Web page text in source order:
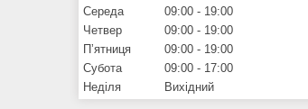
Середа
09:00
19:00
Четвер
09:00
19:00
Пʼятниця
09:00
19:00
Субота
09:00
17:00
Неділя
Вихідний